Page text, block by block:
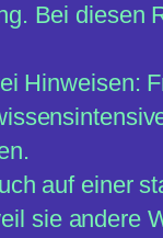
Bei diesen
Hinweisen:
auf einer
sie andere